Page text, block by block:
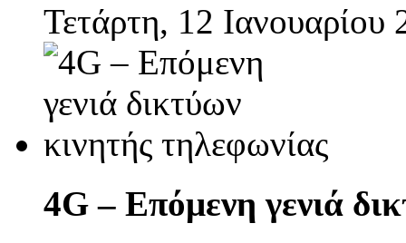
Τετάρτη, 12 Ιανουαρίου
4G – Επόμενη γενιά